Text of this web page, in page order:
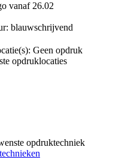
blauwschrijvend
Geen opdruk
opdruklocaties
opdruktechniek